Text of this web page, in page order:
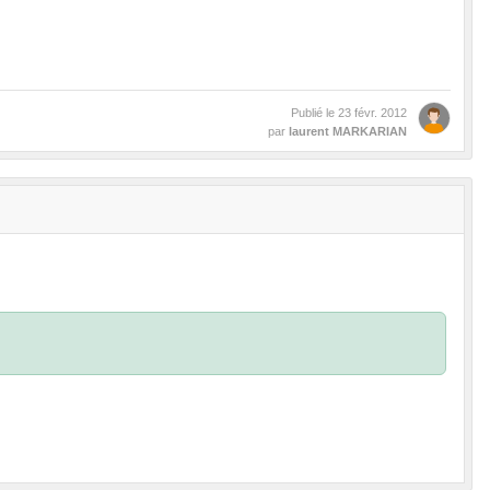
Publié le 23 févr. 2012
par laurent MARKARIAN